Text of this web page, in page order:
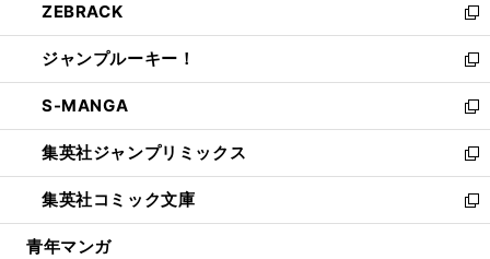
く
で
開
く
ド
ウ
で
開
く
ィ
ン
ド
ウ
で
開
く
い
ウ
ィ
ン
ド
ウ
で
開
く
ZEBRACK
新
し
い
ウ
ィ
ン
ド
ウ
で
開
ジャンプルーキー！
新
し
い
ウ
ィ
ン
ド
ウ
S-MANGA
新
し
い
ウ
ィ
ン
集英社ジャンプリミックス
新
し
い
ウ
集英社コミック文庫
新
し
青年マンガ